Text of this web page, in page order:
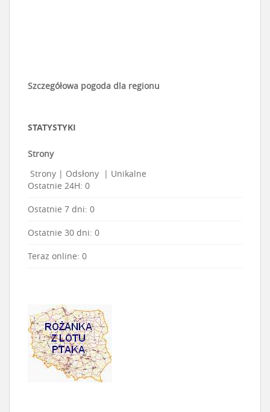
Szczegółowa pogoda dla regionu
STATYSTYKI
Strony
Strony | Odsłony | Unikalne
Ostatnie 24H: 0
Ostatnie 7 dni: 0
Ostatnie 30 dni: 0
Teraz online: 0